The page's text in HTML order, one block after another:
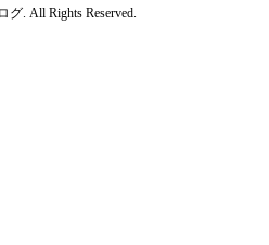
グ. All Rights Reserved.